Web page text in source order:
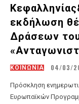
εκδήλωση
Δράσεων
ΚΟΙΝΩΝΙΑ 04/03/
Πρόσκληση ενημερωτικής
Ευρωπαϊκών